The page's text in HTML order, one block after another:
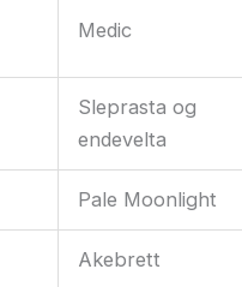
Medic
Sleprasta og
endevelta
Pale Moonlight
Akebrett